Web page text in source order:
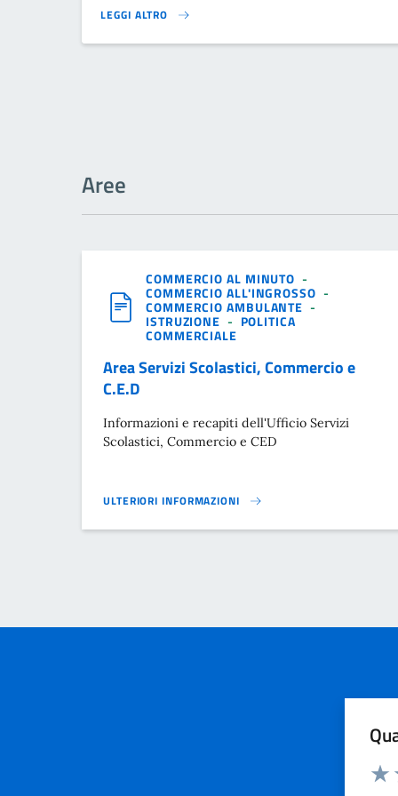
LEGGI ALTRO
}
Aree
COMMERCIO AL MINUTO -
COMMERCIO ALL'INGROSSO -
COMMERCIO AMBULANTE -
ISTRUZIONE - POLITICA
COMMERCIALE
Area Servizi Scolastici, Commercio e
C.E.D
Informazioni e recapiti dell'Ufficio Servizi
Scolastici, Commercio e CED
ULTERIORI INFORMAZIONI
AREA SERVIZI SCOLASTICI, COMMERCIO E C.E.D}